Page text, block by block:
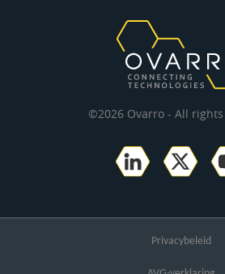
©2026 Ovarro - All
Privacybeleid